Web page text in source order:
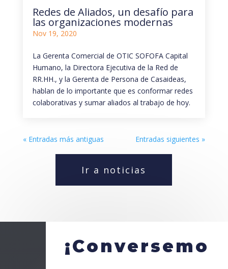
Redes de Aliados, un desafío para
las organizaciones modernas
Nov 19, 2020
La Gerenta Comercial de OTIC SOFOFA Capital
Humano, la Directora Ejecutiva de la Red de
RR.HH., y la Gerenta de Persona de Casaideas,
hablan de lo importante que es conformar redes
colaborativas y sumar aliados al trabajo de hoy.
« Entradas más antiguas Entradas siguientes »
Ir a noticias
¡Conversemo